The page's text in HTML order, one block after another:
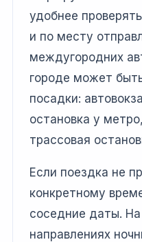
удобнее
и по месту
междугородних
городе может
посадки:
остановка у
трассовая
Если поездка не
конкретному
соседние даты.
направлениях